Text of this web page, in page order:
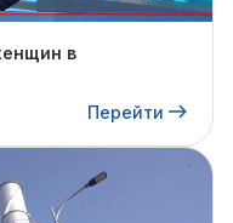
в
Перейти